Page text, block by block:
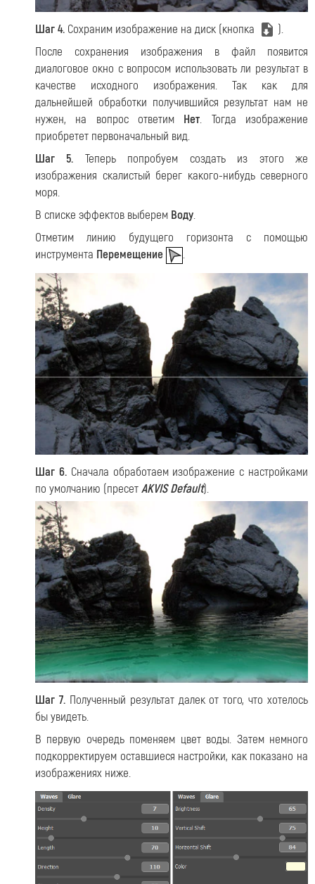
Шаг 4. Сохраним изображение на диск (кнопка
).
После сохранения изображения в файл появится
диалоговое окно с вопросом использовать ли результат в
качестве исходного изображения. Так как для
дальнейшей обработки получившийся результат нам не
нужен, на вопрос ответим Нет. Тогда изображение
приобретет первоначальный вид.
Шаг 5. Теперь попробуем создать из этого же
изображения скалистый берег какого-нибудь северного
моря.
В списке эффектов выберем Воду.
Отметим линию будущего горизонта с помощью
инструмента Перемещение .
Шаг 6.Сначала обработаем изображение с настройками
по умолчанию (пресетAKVIS Default).
Шаг 7.Полученный результат далек от того, что хотелось
бы увидеть.
В первую очередь поменяем цвет воды. Затем немного
подкорректируем оставшиеся настройки, как показано на
изображениях ниже.